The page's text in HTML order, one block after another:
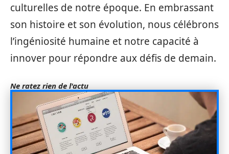
culturelles de notre époque. En embrassant
son histoire et son évolution, nous célébrons
l’ingéniosité humaine et notre capacité à
innover pour répondre aux défis de demain.
Ne ratez rien de l'actu